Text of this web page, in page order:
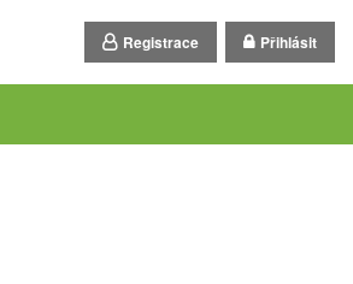
Registrace Přihlásit